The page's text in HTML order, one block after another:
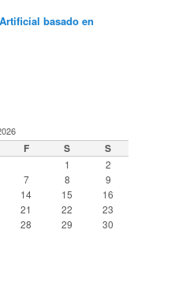
basado en
F S S
1
2
7 8
9
14 15
16
21 22
23
28 29
30